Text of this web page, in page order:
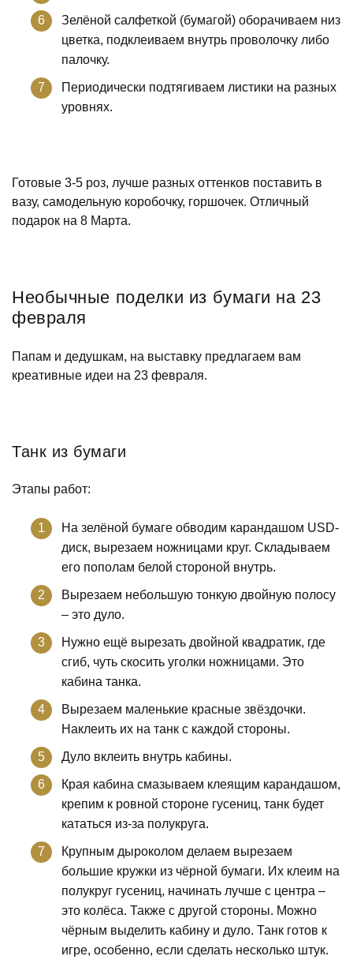
Зелёной салфеткой (бумагой) оборачиваем низ
цветка, подклеиваем внутрь проволочку либо
палочку.
Периодически подтягиваем листики на разных
уровнях.
Готовые 3-5 роз, лучше разных оттенков поставить в
вазу, самодельную коробочку, горшочек. Отличный
подарок на 8 Марта.
Необычные поделки из бумаги на 23
февраля
Папам и дедушкам, на выставку предлагаем вам
креативные идеи на 23 февраля.
Танк из бумаги
Этапы работ:
На зелёной бумаге обводим карандашом USD-
диск, вырезаем ножницами круг. Складываем
его пополам белой стороной внутрь.
Вырезаем небольшую тонкую двойную полосу
– это дуло.
Нужно ещё вырезать двойной квадратик, где
сгиб, чуть скосить уголки ножницами. Это
кабина танка.
Вырезаем маленькие красные звёздочки.
Наклеить их на танк с каждой стороны.
Дуло вклеить внутрь кабины.
Края кабина смазываем клеящим карандашом,
крепим к ровной стороне гусениц, танк будет
кататься из-за полукруга.
Крупным дыроколом делаем вырезаем
большие кружки из чёрной бумаги. Их клеим на
полукруг гусениц, начинать лучше с центра –
это колёса. Также с другой стороны. Можно
чёрным выделить кабину и дуло. Танк готов к
игре, особенно, если сделать несколько штук.